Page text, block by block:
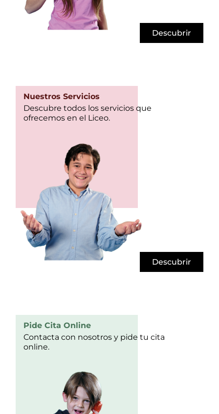
Descubrir
Nuestros Servicios
Descubre todos los servicios que
ofrecemos en el Liceo.
Descubrir
Pide Cita Online
Contacta con nosotros y pide tu cita
online.